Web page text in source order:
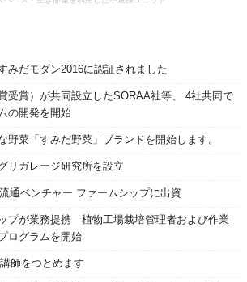
みだモダン2016に認証されました
受賞）が共同設立したSORAA社等、 4社共同で
の開発を開始
野菜「すみだ野菜」ブランドを開始します。
リガレージ研究所を設立
通ベンチャー ファームシップに出資
プが業務提携 植物工場栽培管理者および作業
ログラムを開始
師をつとめます